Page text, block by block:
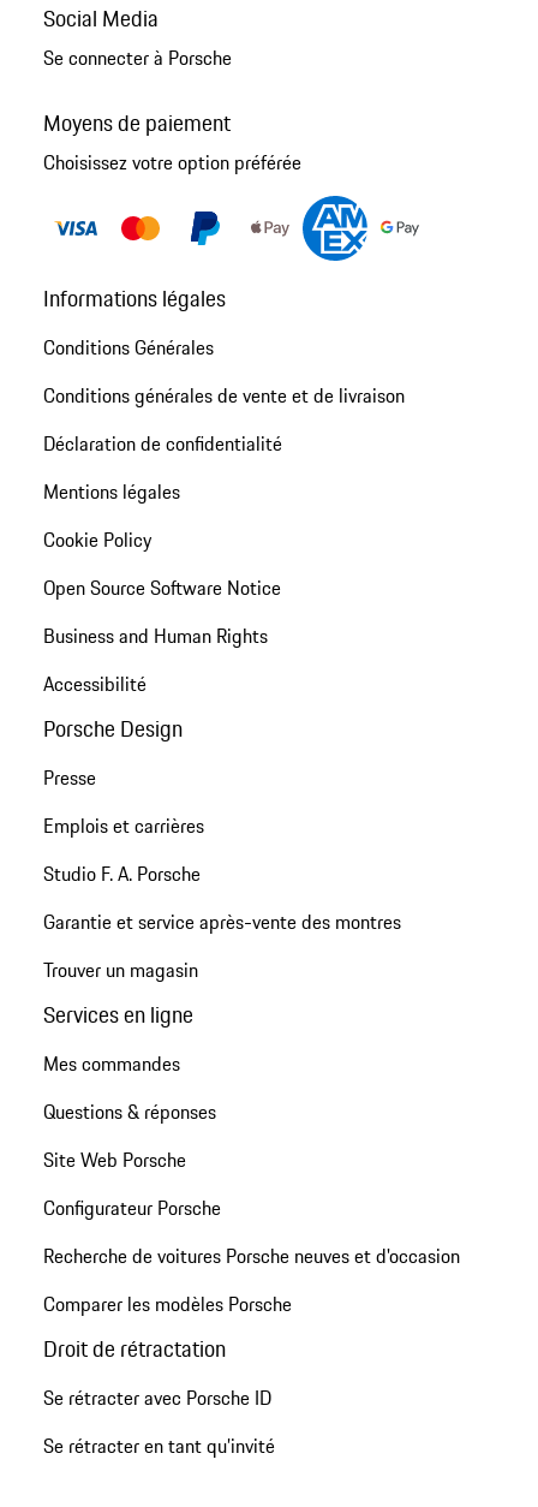
Social Media
Se connecter à Porsche
Moyens de paiement
Choisissez votre option préférée
Informations légales
Conditions Générales
Conditions générales de vente et de livraison
Déclaration de confidentialité
Mentions légales
Cookie Policy
Open Source Software Notice
Business and Human Rights
Accessibilité
Porsche Design
Presse
Emplois et carrières
Studio F. A. Porsche
Garantie et service après-vente des montres
Trouver un magasin
Services en ligne
Mes commandes
Questions & réponses
Site Web Porsche
Configurateur Porsche
Recherche de voitures Porsche neuves et d'occasion
Comparer les modèles Porsche
Droit de rétractation
Se rétracter avec Porsche ID
Se rétracter en tant qu’invité